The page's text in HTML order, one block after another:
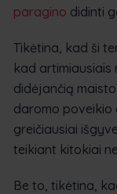
paragino didinti
Tikėtina, kad ši
kad artimiausiais
didėjančią
daromo poveikio
greičiausiai
teikiant kitokiai
Be to, tikėtina,